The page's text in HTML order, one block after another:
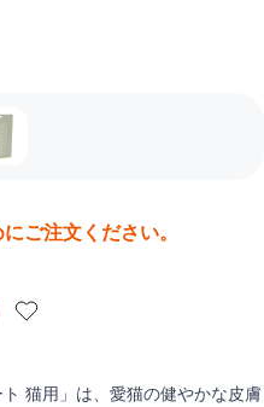
ご注文ください。
猫用」は、愛猫の健やかな皮膚